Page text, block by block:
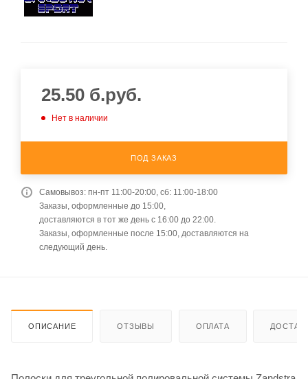
25.50 б.руб.
Нет в наличии
ПОД ЗАКАЗ
Самовывоз: пн-пт 11:00-20:00, сб: 11:00-18:00
Заказы, оформленные до 15:00,
доставляются в тот же день с 16:00 до 22:00.
Заказы, оформленные после 15:00, доставляются на
следующий день.
ОПИСАНИЕ ОТЗЫВЫ ОПЛАТА